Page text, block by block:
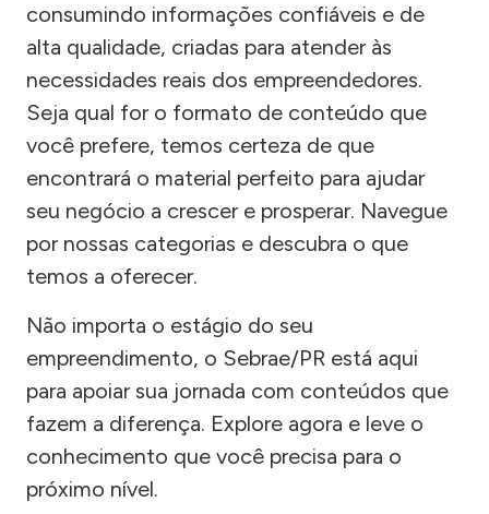
consumindo informações confiáveis e de
alta qualidade, criadas para atender às
necessidades reais dos empreendedores.
Seja qual for o formato de conteúdo que
você prefere, temos certeza de que
encontrará o material perfeito para ajudar
seu negócio a crescer e prosperar. Navegue
por nossas categorias e descubra o que
temos a oferecer.
Não importa o estágio do seu
empreendimento, o Sebrae/PR está aqui
para apoiar sua jornada com conteúdos que
fazem a diferença. Explore agora e leve o
conhecimento que você precisa para o
próximo nível.